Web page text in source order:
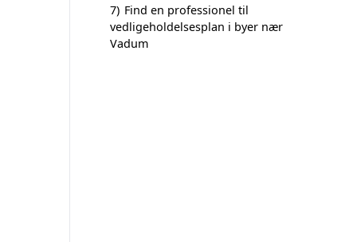
7) Find en professionel til
vedligeholdelsesplan i byer nær
Vadum